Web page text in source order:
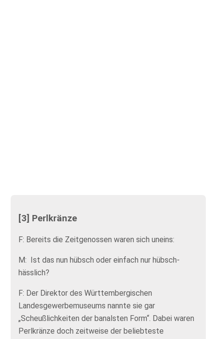
[3] Perlkränze
F: Bereits die Zeitgenossen waren sich uneins:
M: Ist das nun hübsch oder einfach nur hübsch-
hässlich?
F: Der Direktor des Württembergischen
Landesgewerbemuseums nannte sie gar
„Scheußlichkeiten der banalsten Form“. Dabei waren
Perlkränze doch zeitweise der beliebteste